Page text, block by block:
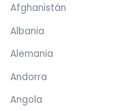
Afghanistán
Albania
Alemania
Andorra
Angola